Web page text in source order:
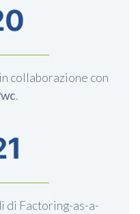
in collaborazione con
.
di Factoring-as-a-